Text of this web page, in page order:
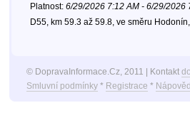
Platnost: 6/29/2026 7:12 AM - 6/29/2026
D55, km 59.3 až 59.8, ve směru
© DopravaInformace.Cz, 2011 | Kontakt
Smluvní podmínky* Registrace *